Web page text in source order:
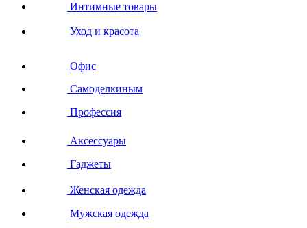
Интимные товары
Уход и красота
Офис
Самоделкиным
Профессия
Аксессуары
Гаджеты
Женская одежда
Мужская одежда